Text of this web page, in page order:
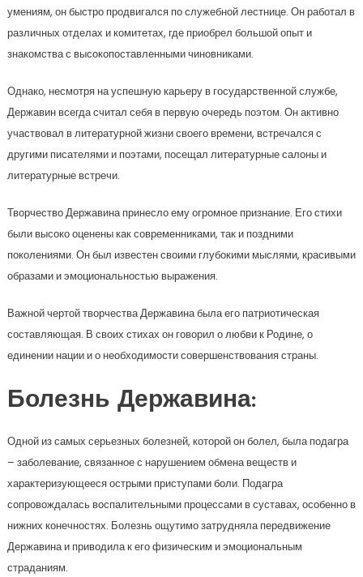
умениям, он быстро продвигался по служебной лестнице. Он работал в
различных отделах и комитетах, где приобрел большой опыт и
знакомства с высокопоставленными чиновниками.
Однако, несмотря на успешную карьеру в государственной службе,
Державин всегда считал себя в первую очередь поэтом. Он активно
участвовал в литературной жизни своего времени, встречался с
другими писателями и поэтами, посещал литературные салоны и
литературные встречи.
Творчество Державина принесло ему огромное признание. Его стихи
были высоко оценены как современниками, так и поздними
поколениями. Он был известен своими глубокими мыслями, красивыми
образами и эмоциональностью выражения.
Важной чертой творчества Державина была его патриотическая
составляющая. В своих стихах он говорил о любви к Родине, о
единении нации и о необходимости совершенствования страны.
Болезнь Державина:
Одной из самых серьезных болезней, которой он болел, была подагра
– заболевание, связанное с нарушением обмена веществ и
характеризующееся острыми приступами боли. Подагра
сопровождалась воспалительными процессами в суставах, особенно в
нижних конечностях. Болезнь ощутимо затрудняла передвижение
Державина и приводила к его физическим и эмоциональным
страданиям.